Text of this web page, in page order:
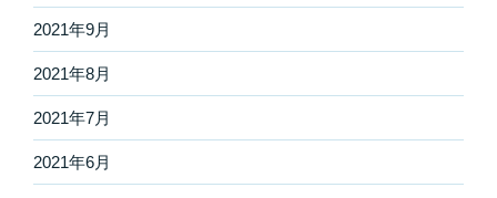
2021年9月
2021年8月
2021年7月
2021年6月